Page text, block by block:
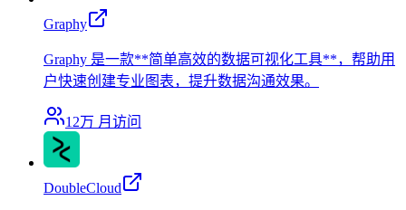
Graphy
Graphy 是一款**简单高效的数据可视化工具**，帮助用
户快速创建专业图表，提升数据沟通效果。
12万 月访问
DoubleCloud